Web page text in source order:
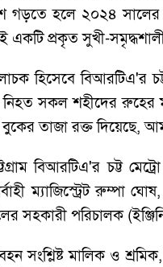
গড়তে হলে ২০২৪
একটি প্রকৃত সুখী-
হিসেবে বিআরটিএ'র
নিহত সকল শহীদের রুহের
তাজা রক্ত দিয়েছে,
বিআরটিএ'র চট্ট
ম্যাজিস্ট্রেট রুম্পা
সহকারী পরিচালক
সংশ্লিষ্ট মালিক ও শ্রমিক,